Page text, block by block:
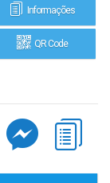
Informações
QR Code